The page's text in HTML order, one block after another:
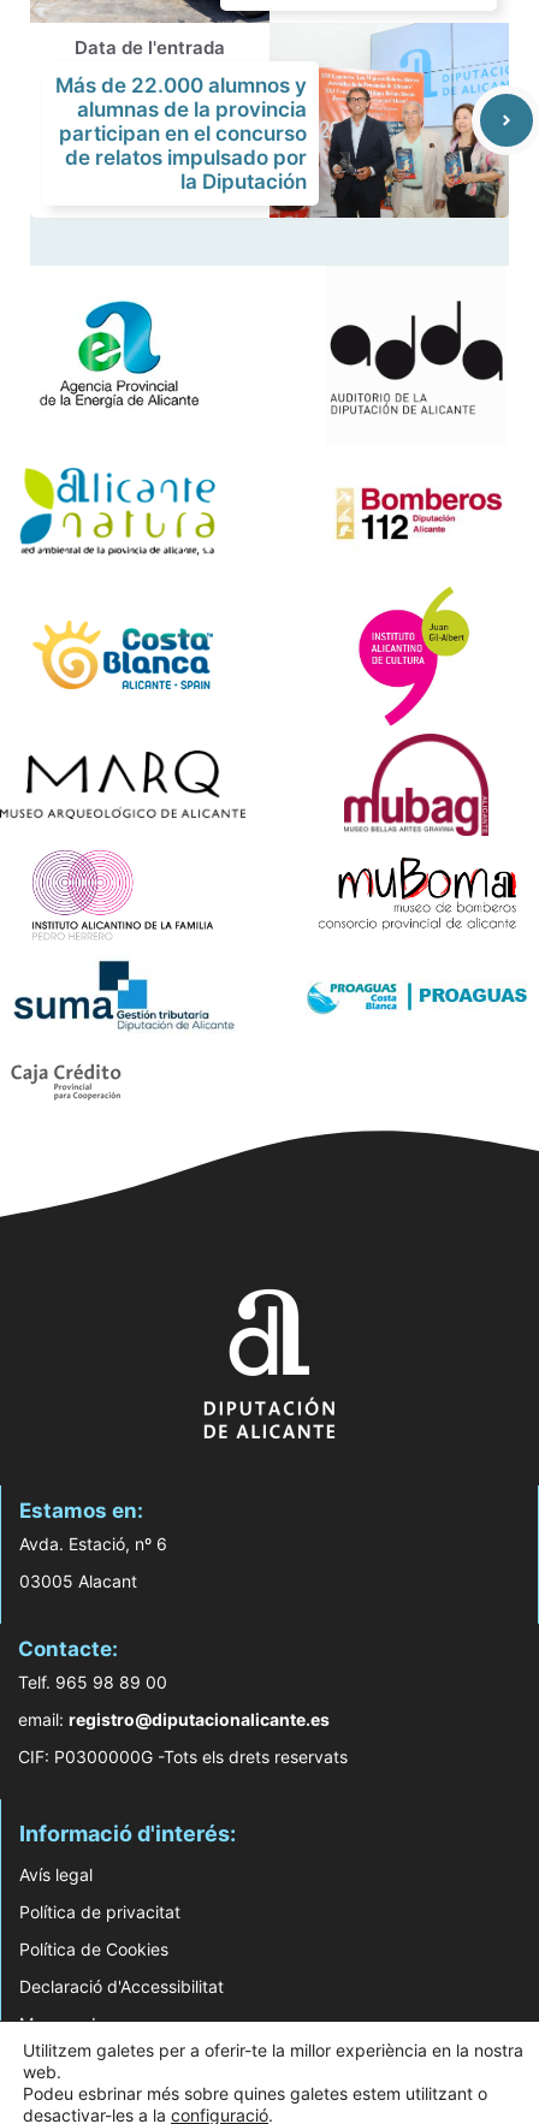
Data de l'entrada
Más de 22.000 alumnos y
alumnas de la provincia
participan en el concurso
de relatos impulsado por
la Diputación
Estamos en:
Avda. Estació, nº 6
03005 Alacant
Contacte:
Telf. 965 98 89 00
email: registro@diputacionalicante.es
CIF: P0300000G -Tots els drets reservats
Informació d'interés:
Avís legal
Política de privacitat
Política de Cookies
Declaració d'Accessibilitat
Mapa web
© 2026 Web Desenvolupada pel Servei d'Informàtica de Diputació d'Alacant
Utilitzem galetes per a oferir-te la millor experiència en la nostra
web.
Podeu esbrinar més sobre quines galetes estem utilitzant o
desactivar-les a la configuració.